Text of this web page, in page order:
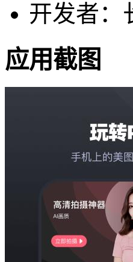
开发者：
应用截图